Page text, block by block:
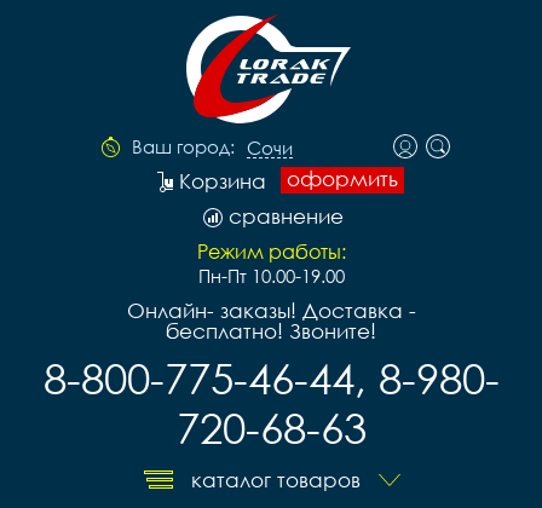
Ваш город: Сочи
оформить
Корзина
сравнение
Режим работы:
Пн-Пт 10.00-19.00
Онлайн- заказы! Доставка -
бесплатно! Звоните!
8-800-775-46-44, 8-980-
720-68-63
каталог товаров